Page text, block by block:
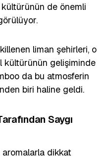
de önemli
liman şehirleri, o
kültürünün gelişiminde
da bu atmosferin
biri haline geldi.
Saygı
dikkat